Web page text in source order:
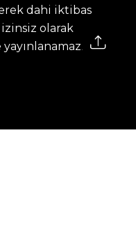
dahi iktibas
izinsiz olarak